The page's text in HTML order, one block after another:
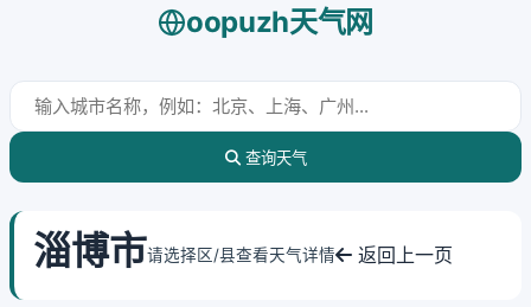
oopuzh天气网
查询天气
淄博市请选择区/县查看天气详情 返回上一页